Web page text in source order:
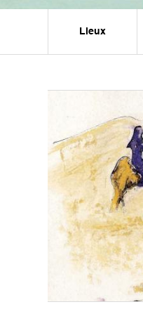
Lieux